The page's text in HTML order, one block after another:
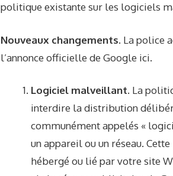
politique existante sur les logiciels
Nouveaux changements. La police
l’annonce officielle de Google ici.
Logiciel malveillant. La
interdire la distribution
communément appelés «
un appareil ou un réseau.
hébergé ou lié par votre site